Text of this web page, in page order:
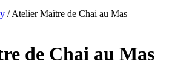
/ Atelier Maître de Chai au Mas
de Chai au Mas